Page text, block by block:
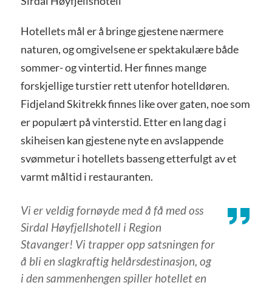
Hotellets mål er å bringe gjestene nærmere
naturen, og omgivelsene er spektakulære både
sommer- og vintertid. Her finnes mange
forskjellige turstier rett utenfor hotelldøren.
Fidjeland Skitrekk finnes like over gaten, noe som
er populært på vinterstid. Etter en lang dag i
skiheisen kan gjestene nyte en avslappende
svømmetur i hotellets basseng etterfulgt av et
varmt måltid i restauranten.
Vi er veldig fornøyde med å få med oss
Sirdal Høyfjellshotell i Region
Stavanger! Vi trapper opp satsningen for
å bli en slagkraftig helårsdestinasjon, og
i den sammenhengen spiller hotellet en